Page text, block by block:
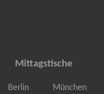
Mittagstische
Berlin
München